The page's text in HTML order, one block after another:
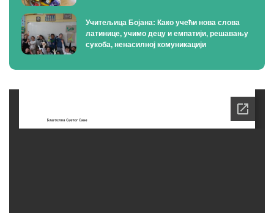
Учитељица Бојана: Како учећи нова слова
латинице, учимо децу и емпатији, решавању
сукоба, ненасилној комуникацији